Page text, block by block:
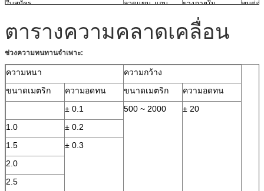
ใบสมัคร
ลวดแขน, แถบ
และประตูลิ่ม, ท่อไอ
น้ำ, ลำเลียงสาย
ยางภายใน,
วัสดุมุงหลังคา,
แขนลวด, ลิ่ม
หน้าต่างและประตู,
ทนต่อ
ตารางความคลาดเคลื่อน
ช่วงความทนทานจำเพาะ:
ความหนา
ความกว้าง
ขนาดเมตริก
ความอดทน ขนาดเมตริก
ความอดทน
± 0.1
500 ~ 2000
± 20
1.0
± 0.2
1.5
± 0.3
2.0
2.5